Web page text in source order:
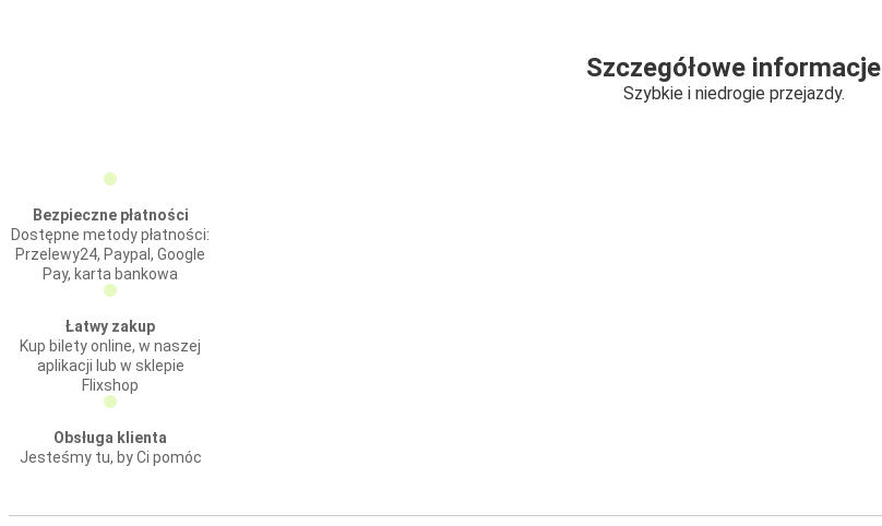
Szczegółowe informacje
Szybkie i niedrogie przejazdy.
Bezpieczne płatności
Dostępne metody płatności:
Przelewy24, Paypal, Google
Pay, karta bankowa
Łatwy zakup
Kup bilety online, w naszej
aplikacji lub w sklepie
Flixshop
Obsługa klienta
Jesteśmy tu, by Ci pomóc